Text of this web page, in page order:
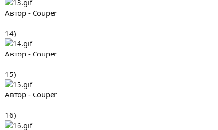
Автор - Couper
14)
Автор - Couper
15)
Автор - Couper
16)